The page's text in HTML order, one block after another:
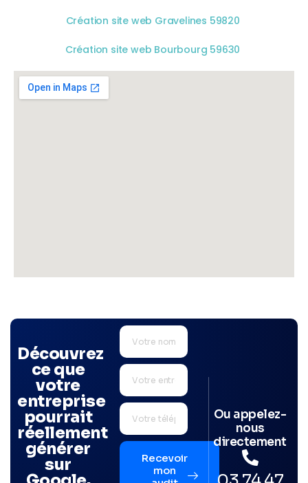
Création site web Gravelines 59820
Création site web Bourbourg 59630
Découvrez
ce que
votre
entreprise
pourrait
réellement
générer
sur
Recevoir
mon
Ou appelez-
nous
directement